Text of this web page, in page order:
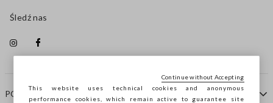
POMOC
Śledź nas
This website uses technical cookies and anonymous
performance cookies, which remain active to guarantee site
Continue without Accepting